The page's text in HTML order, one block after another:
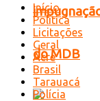
do MDB
Início
Política
Licitações
Geral
Acre
Brasil
Tarauacá
Polícia